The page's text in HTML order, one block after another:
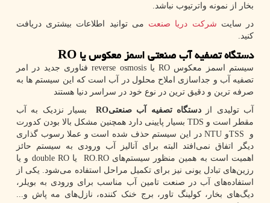
بخار از نمونه واترتیوب نباشد.
در سایت شرکت دریا صنعت می توانید اطلاعات بیشتری دریافت
کنید.
دستگاه تصفیه آب صنعتی اسمز معکوس یاRO
سیستم اسمز معکوس ROیاreverse osmosisفناوری جدید در امر
تصفیه آب و جداسازی املاح محلول در آب است که این سیستم ها به
صرفه ترین و دقیق ترین در نوع خود در سراسر دنیا هستند
آب تولیدی ازدستگاه تصفیه آب صنعتیRO
بسیار نزدیک به آب
مقطر است و TDS بسیار پایینی دارد همچنین مشکل بالا بودن کدورت
و
TSSو NTUدر این سیستم حذف شده است و عملا رسوب گذاری
دیگر اتفاق نمی‌افتد البته برای آنالیز آب ورودی به سیستم حائز
اهمیت است به همین منظور سیستم‌هایRO.RO یاdouble RO و یا
رزین‌های تبادل یونی نیز برای تکمیل مراحل استفاده می‌شود. یکی از
استفاده‌های آب در صنعت تامین آب مناسب برای ورودی به بویلر،
دیگ‌های بخار، کولینگ تاور، برج خنک کننده، نازل‌های مه پاش و...